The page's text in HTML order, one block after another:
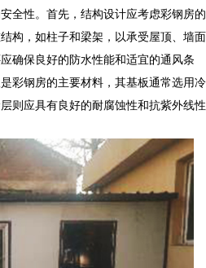
全性。首先，结构设计应考虑彩钢房的
构，如柱子和梁架，以承受屋顶、墙面
确保良好的防水性能和适宜的通风条
彩钢房的主要材料，其基板通常选用冷
则应具有良好的耐腐蚀性和抗紫外线性